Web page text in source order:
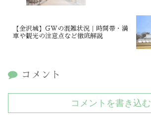
【金沢城】GWの混雑状況｜時間帯・満
車や観光の注意点など徹底解説
コメント
コメントを書き込む